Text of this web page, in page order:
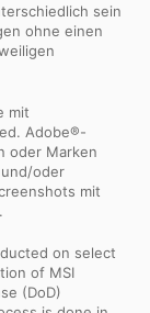
sein
ohne einen
mit
Adobe®-
oder Marken
oder
mit
on select
of MSI
(DoD)